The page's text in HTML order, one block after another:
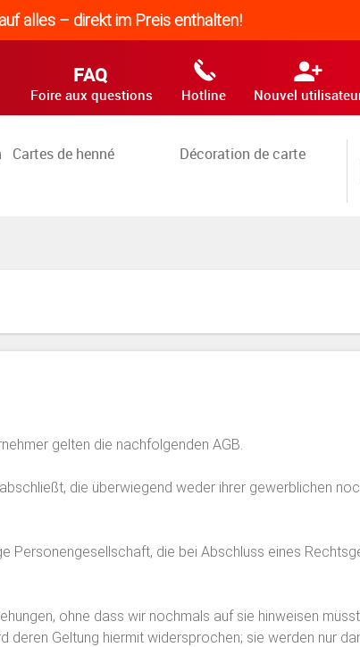
alles – direkt im Preis enthalten!
FAQ
Foire aux questions Hotline Nouvel
Cartes de henné Décoration de carte
gelten die nachfolgenden AGB.
die überwiegend weder ihrer gewerblichen
die bei Abschluss eines
ohne dass wir nochmals auf sie hinweisen
Geltung hiermit widersprochen; sie werden nur